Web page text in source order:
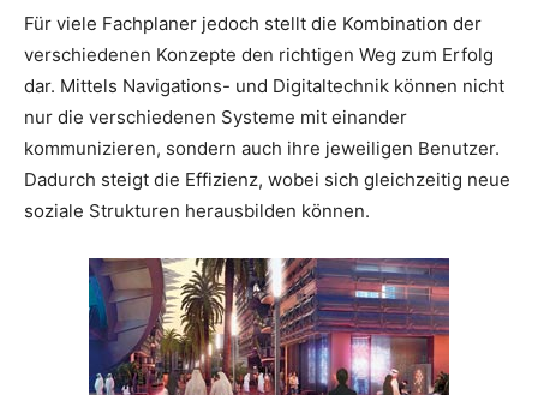
Für viele Fachplaner jedoch stellt die Kombination der
verschiedenen Konzepte den richtigen Weg zum Erfolg
dar. Mittels Navigations- und Digitaltechnik können nicht
nur die verschiedenen Systeme mit einander
kommunizieren, sondern auch ihre jeweiligen Benutzer.
Dadurch steigt die Effizienz, wobei sich gleichzeitig neue
soziale Strukturen herausbilden können.